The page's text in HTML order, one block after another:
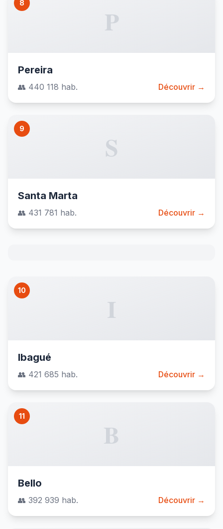
8
P
Pereira
👥 440 118 hab. Découvrir →
9
S
Santa Marta
👥 431 781 hab. Découvrir →
10
I
Ibagué
👥 421 685 hab. Découvrir →
11
B
Bello
👥 392 939 hab. Découvrir →